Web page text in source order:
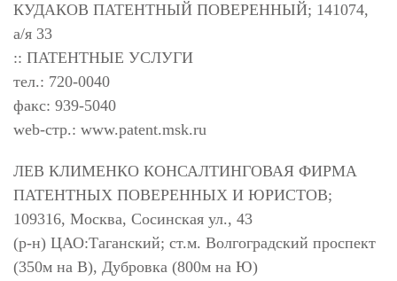
КУДАКОВ ПАТЕНТНЫЙ ПОВЕРЕННЫЙ; 141074,
а/я 33
:: ПАТЕНТНЫЕ УСЛУГИ
тел.: 720-0040
факс: 939-5040
web-стр.: www.patent.msk.ru
ЛЕВ КЛИМЕНКО КОНСАЛТИНГОВАЯ ФИРМА
ПАТЕНТНЫХ ПОВЕРЕННЫХ И ЮРИСТОВ;
109316, Москва, Сосинская ул., 43
(р-н) ЦАО:Таганский; ст.м. Волгоградский проспект
(350м на В), Дубровка (800м на Ю)